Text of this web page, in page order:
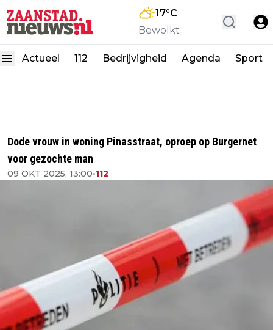
17°C
Bewolkt
Actueel 112 Bedrijvigheid Agenda Sport
Dode vrouw in woning Pinasstraat, oproep op Burgernet
voor gezochte man
09 OKT 2025, 13:00•112